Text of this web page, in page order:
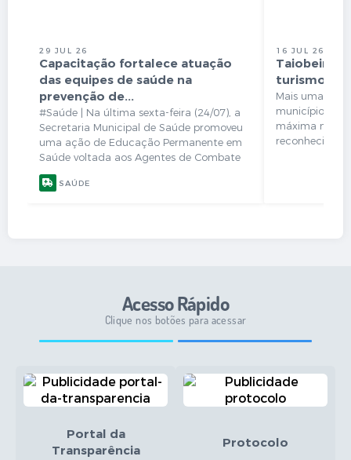
Telefones Úteis
Contato
Sala M. do Empreendedor
Secretarias
29 JUL 26
Capacitação fortalece atuação
das equipes de saúde na
prevenção de...
#Saúde | Na última sexta-feira (24/07), a
Secretaria Municipal de Saúde promoveu
uma ação de Educação Permanente em
Saúde voltada aos Agentes de Combate
às Endemias (ACE) e aos Agentes
Comunitários de Saúde (ACS), com foco
SAÚDE
16 JUL 26
Taiobeiras
turismo
Mais uma
município!
máxima no
Acesso Rápido
Clique nos botões para acessar
Portal da
Transparência
Protocolo